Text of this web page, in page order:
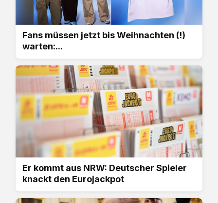
Fans müssen jetzt bis Weihnachten (!)
warten:...
Er kommt aus NRW: Deutscher Spieler
knackt den Eurojackpot